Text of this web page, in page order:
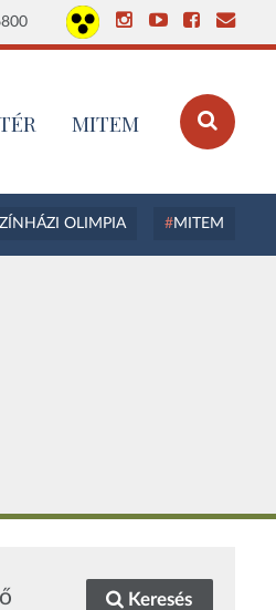
MITEM
OLIMPIA MITEM
Keresés